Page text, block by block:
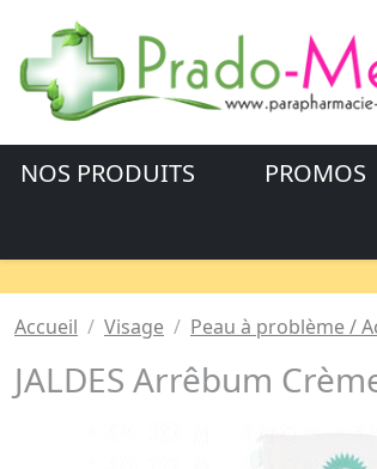
NOS PRODUITS PROMOS
Accueil Visage Peau à problème /
JALDES Arrêbum